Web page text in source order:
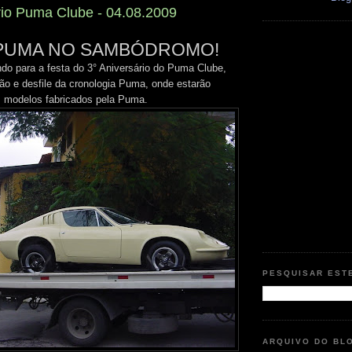
Puma Clube - 04.08.2009
NO SAMBÓDROMO!
para a festa do 3° Aniversário do Puma Clube,
e desfile da cronologia Puma, onde estarão
fabricados pela Puma.
PESQUISAR
ARQUIVO DO